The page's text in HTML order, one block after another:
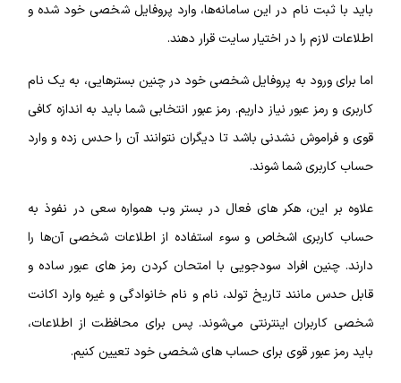
باید با ثبت نام در این سامانه‌ها، وارد پروفایل شخصی خود شده و
اطلاعات لازم را در اختیار سایت قرار دهند.
اما برای ورود به پروفایل شخصی خود در چنین بستر‌هایی، به یک نام
کاربری و رمز عبور نیاز داریم. رمز عبور انتخابی شما باید به اندازه کافی
قوی و فراموش نشدنی باشد تا دیگران نتوانند آن را حدس‌ زده و وارد
حساب کاربری شما شوند.
علاوه بر این، هکر‌ های فعال در بستر وب همواره سعی در نفوذ به
حساب کاربری اشخاص و سوء استفاده از اطلاعات شخصی آن‌ها را
دارند. چنین افراد سودجویی با امتحان کردن رمز‌ های عبور ساده و
قابل حدس مانند تاریخ تولد، نام و نام خانوادگی و غیره وارد اکانت
شخصی کاربران اینترنتی می‌شوند. پس برای محافظت از اطلاعات،
باید رمز عبور قوی برای حساب‌ های شخصی خود تعیین کنیم.